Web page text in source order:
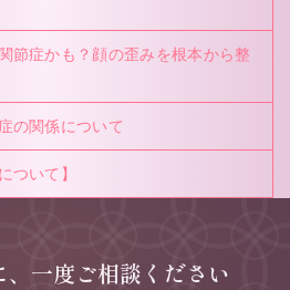
節症かも？顔の歪みを根本から整
の関係について
ついて】
一度ご相談ください